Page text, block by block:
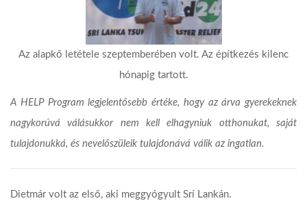
Az alapkő letétele szeptemberében volt. Az építkezés kilenc
hónapig tartott.
A HELP Program legjelentősebb értéke, hogy az árva gyerekeknek
nagykorúvá válásukkor nem kell elhagyniuk otthonukat, saját
tulajdonukká, és nevelőszüleik tulajdonává válik az ingatlan.
Dietmár volt az első, aki meggyógyult Srí Lankán.